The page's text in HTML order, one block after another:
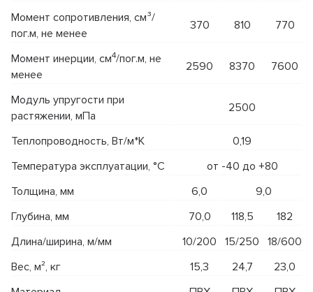
Момент сопротивления, см³/
пог.м, не менее
370 810 770
Момент инерции, см4/пог.м, не
менее
2590 8370 7600
Модуль упругости при
растяжении, мПа
2500
Теплопроводность, Вт/м*К
0,19
Температура эксплуатации, °С
от -40 до +80
Толщина, мм
6,0
9,0
Глубина, мм
70,0 118,5
182
Длина/ширина, м/мм
10/200 15/250
18/600
Вес, м², кг
15,3 24,7
23,0